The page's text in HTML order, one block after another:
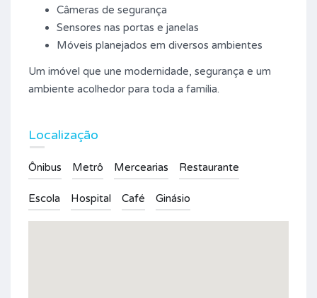
Câmeras de segurança
Sensores nas portas e janelas
Móveis planejados em diversos ambientes
Um imóvel que une modernidade, segurança e um
ambiente acolhedor para toda a família.
Localização
Ônibus Metrô Mercearias Restaurante
Escola Hospital Café Ginásio